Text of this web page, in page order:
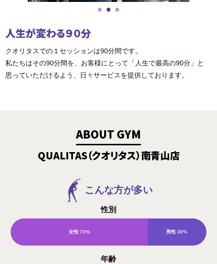
人生が変わる９０分
クオリタスでの１セッションは90分間です。
私たちはその90分間を、お客様にとって「人生で最高の90分」と
思っていただけるよう、日々サービスを提供しております。
ABOUT GYM
QUALITAS（クオリタス）南青山店
こんな方が多い
性別
女性 70% 男性 30%
年齢